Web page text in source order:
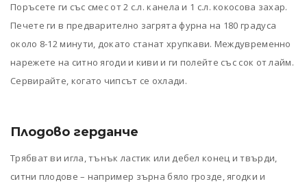
Поръсете ги със смес от 2 с.л. канела и 1 с.л. кокосова захар.
Печете ги в предварително загрята фурна на 180 градуса
около 8-12 минути, докато станат хрупкави. Междувременно
нарежете на ситно ягоди и киви и ги полейте със сок от лайм.
Сервирайте, когато чипсът се охлади.
Плодово герданче
Трябват ви игла, тънък ластик или дебел конец и твърди,
ситни плодове – например зърна бяло грозде, ягодки и